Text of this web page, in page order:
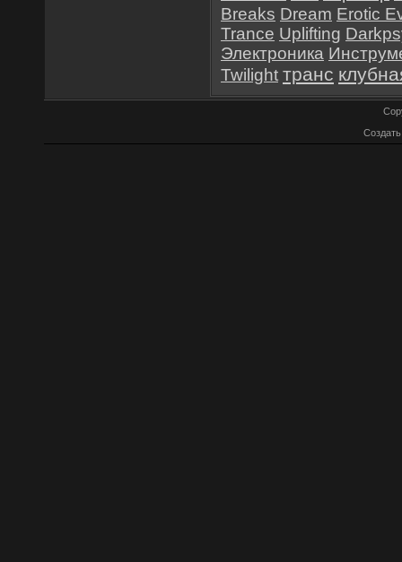
Breaks Dream Erotic
Trance Uplifting
Электроника
Twilight транс